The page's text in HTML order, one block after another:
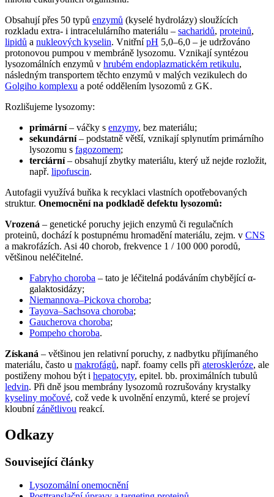
Obsahují přes 50 typů enzymů (kyselé hydrolázy) sloužících
rozkladu extra- i intracelulárního materiálu – sacharidů, proteinů,
lipidů a nukleových kyselin. VnitřnípH 5,0–6,0 – je udržováno
protonovou pumpou v membráně lysozomu. Vznikají syntézou
lysozomálních enzymů v hrubém endoplazmatickém retikulu,
následným transportem těchto enzymů v malých vezikulech do
Golgiho komplexu a poté oddělením lysozomů z GK.
Rozlišujeme lysozomy:
primární– váčky s enzymy, bez materiálu;
sekundární– podstatně větší, vznikají splynutím primárního
lysozomu s fagozomem;
terciární– obsahují zbytky materiálu, který už nejde rozložit,
např. lipofuscin.
Autofagii využívá buňka k recyklaci vlastních opotřebovaných
struktur. Onemocnění na podkladě defektu lysozomů:
Vrozená – genetické poruchy jejich enzymů či regulačních
proteinů, dochází k postupnému hromadění materiálu, zejm. v CNS
a makrofázích. Asi 40 chorob, frekvence 1 / 100 000 porodů,
většinou neléčitelné.
Fabryho choroba – tato je léčitelná podáváním chybějící α-
galaktosidázy;
Niemannova–Pickova choroba;
Tayova–Sachsova choroba;
Gaucherova choroba;
Pompeho choroba.
Získaná – většinou jen relativní poruchy, z nadbytku přijímaného
materiálu, často u makrofágů, např. foamy cells při ateroskleróze, ale
postiženy mohou být i hepatocyty, epitel. bb. proximálních tubulů
ledvin. Při dně jsou membrány lysozomů rozrušovány krystalky
kyseliny močové, což vede k uvolnění enzymů, které se projeví
kloubnízánětlivou reakcí.
Odkazy
Související články
Lysozomální onemocnění